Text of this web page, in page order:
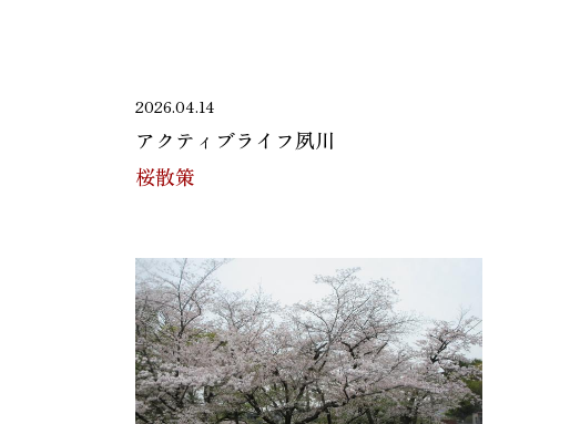
2026.04.14
アクティブライフ夙川
桜散策